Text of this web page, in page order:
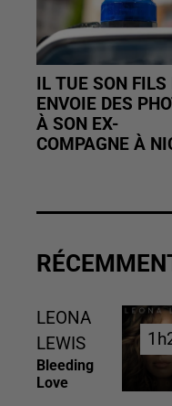
IL TUE SON FILS
ENVOIE DES
À SON EX-
COMPAGNE À
LEONA
LEWIS
Bleeding
Love